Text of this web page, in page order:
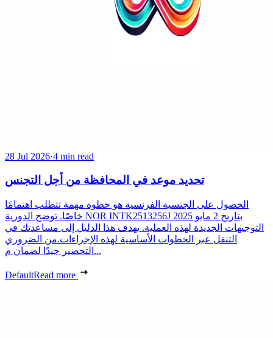
28 Jul 2026·4 min read
تحديد موعد في المحافظة من أجل التجنس
الحصول على الجنسية الفرنسية هو خطوة مهمة تتطلب اهتمامًا
خاصًا. توضح الدورية NOR INTK2513256J بتاريخ 2 مايو 2025
التوجيهات الجديدة لهذه العملية. يهدف هذا الدليل إلى مساعدتك في
التنقل عبر الخطوات الأساسية لهذه الإجراءات.من الضروري
التحضير جيدًا لضمان م...
DefaultRead more